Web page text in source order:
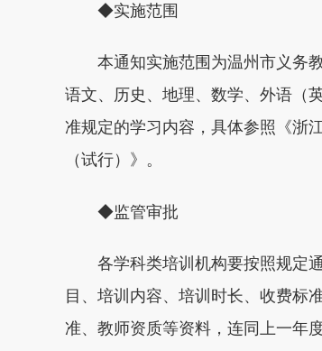
◆实施范围
本通知实施范围为温州市义务教
语文、历史、地理、数学、外语（
准规定的学习内容，具体参照《浙
（试行）》。
◆监管审批
各学科类培训机构要按照规定通
目、培训内容、培训时长、收费标
准、教师资质等资料，连同上一年